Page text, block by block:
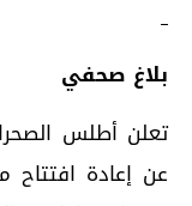
بلاغ صحفي
تعلن أطلس
عن إعادة افتتاح